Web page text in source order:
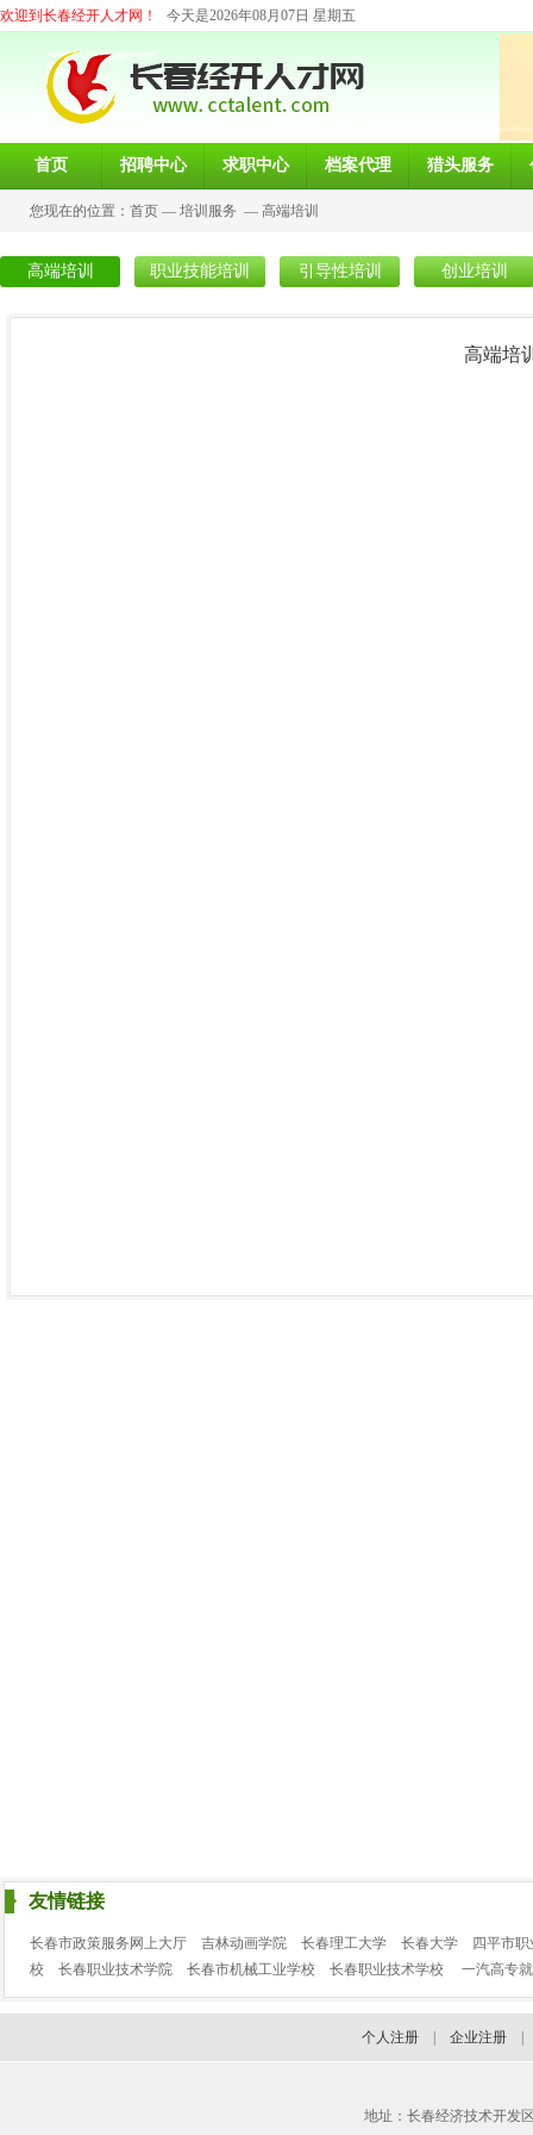
欢迎到长春经开人才网！ 今天是2026年08月07日 星期五
首页 招聘中心 求职中心 档案代理 猎头服务
您现在的位置： 首页 — 培训服务 — 高端培训
高端培训 职业技能培训 引导性培训 创业培训
高端培
友情链接
长春市政策服务网上大厅 吉林动画学院 长春理工大学 长春大学
四平市
校
长春职业技术学院 长春市机械工业学校 长春职业技术学校 一汽高专
个人注册 企业注册
地址：长春经济技术开发